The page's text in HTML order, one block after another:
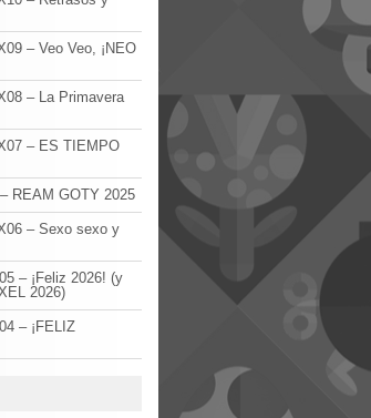
– Veo Veo, ¡NEO
– La Primavera
– ES TIEMPO
REAM GOTY 2025
– Sexo sexo y
– ¡Feliz 2026! (y
2026)
– ¡FELIZ